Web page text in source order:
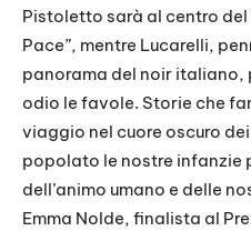
Pistoletto sarà al centro
Pace”, mentre Lucarelli,
panorama del noir italiano,
odio le favole. Storie che
viaggio nel cuore oscuro
popolato le nostre infanzie
dell’animo umano e delle
Emma Nolde, finalista al